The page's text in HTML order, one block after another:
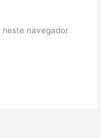
neste navegador